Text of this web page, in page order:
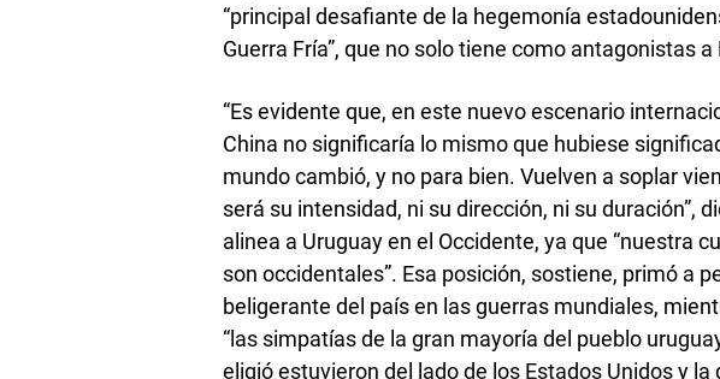
“principal desafiante de la hegemonía
Guerra Fría”, que no solo tiene como antagonistas
“Es evidente que, en este nuevo escenario
China no significaría lo mismo que hubiese
mundo cambió, y no para bien. Vuelven a soplar
será su intensidad, ni su dirección, ni su duración”,
alinea a Uruguay en el Occidente, ya que “nuestra
son occidentales”. Esa posición, sostiene, primó a
beligerante del país en las guerras mundiales,
“las simpatías de la gran mayoría del pueblo
eligió estuvieron del lado de los Estados Unidos y